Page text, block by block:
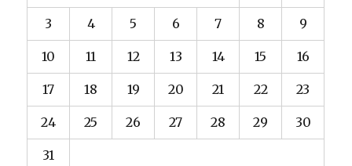
3 4 5 6 7 8 9
10 11 12 13 14 15 16
17 18 19 20 21 22 23
24 25 26 27 28 29 30
31